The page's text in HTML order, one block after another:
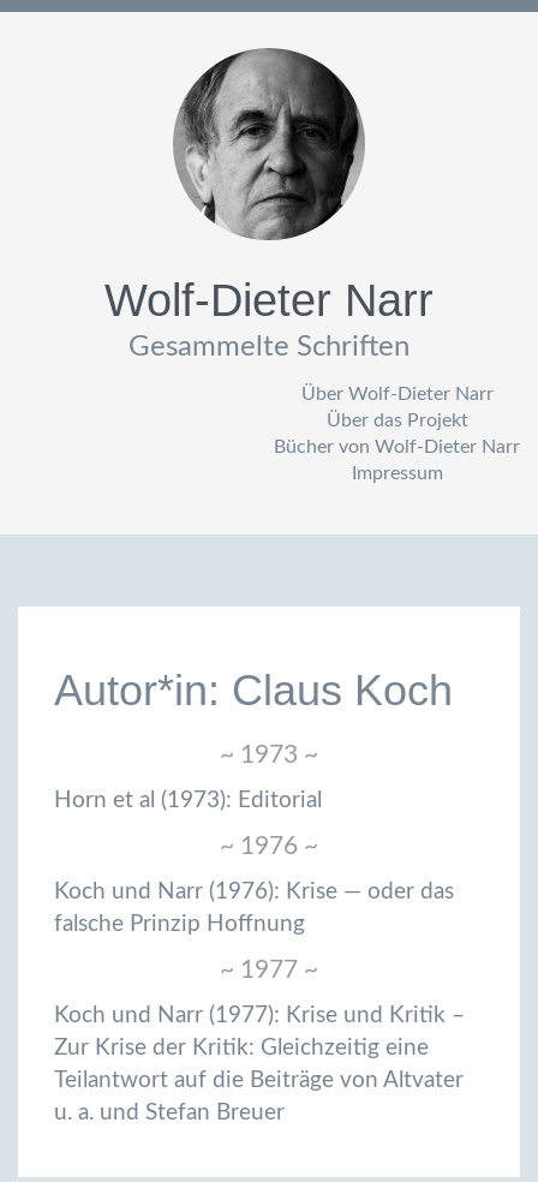
Wolf-Dieter Narr
Gesammelte Schriften
Über Wolf-Dieter Narr
Über das Projekt
Bücher von Wolf-Dieter Narr
Impressum
Autor*in: Claus Koch
~ 1973 ~
Horn et al (1973): Editorial
~ 1976 ~
Koch und Narr (1976): Krise — oder das
falsche Prinzip Hoffnung
~ 1977 ~
Koch und Narr (1977): Krise und Kritik –
Zur Krise der Kritik: Gleichzeitig eine
Teilantwort auf die Beiträge von Altvater
u. a. und Stefan Breuer